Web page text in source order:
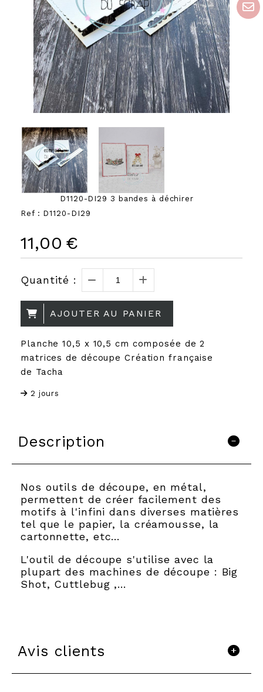
D1120-DI29 3 bandes à déchirer
Ref : D1120-DI29
11,00 €
Quantité :
AJOUTER AU PANIER
Planche 10,5 x 10,5 cm composée de 2
matrices de découpe Création française
de Tacha
2 jours
Description
Nos outils de découpe, en métal,
permettent de créer facilement des
motifs à l'infini dans diverses matières
tel que le papier, la créamousse, la
cartonnette, etc…
L'outil de découpe s'utilise avec la
plupart des machines de découpe : Big
Shot, Cuttlebug ,...
Avis clients